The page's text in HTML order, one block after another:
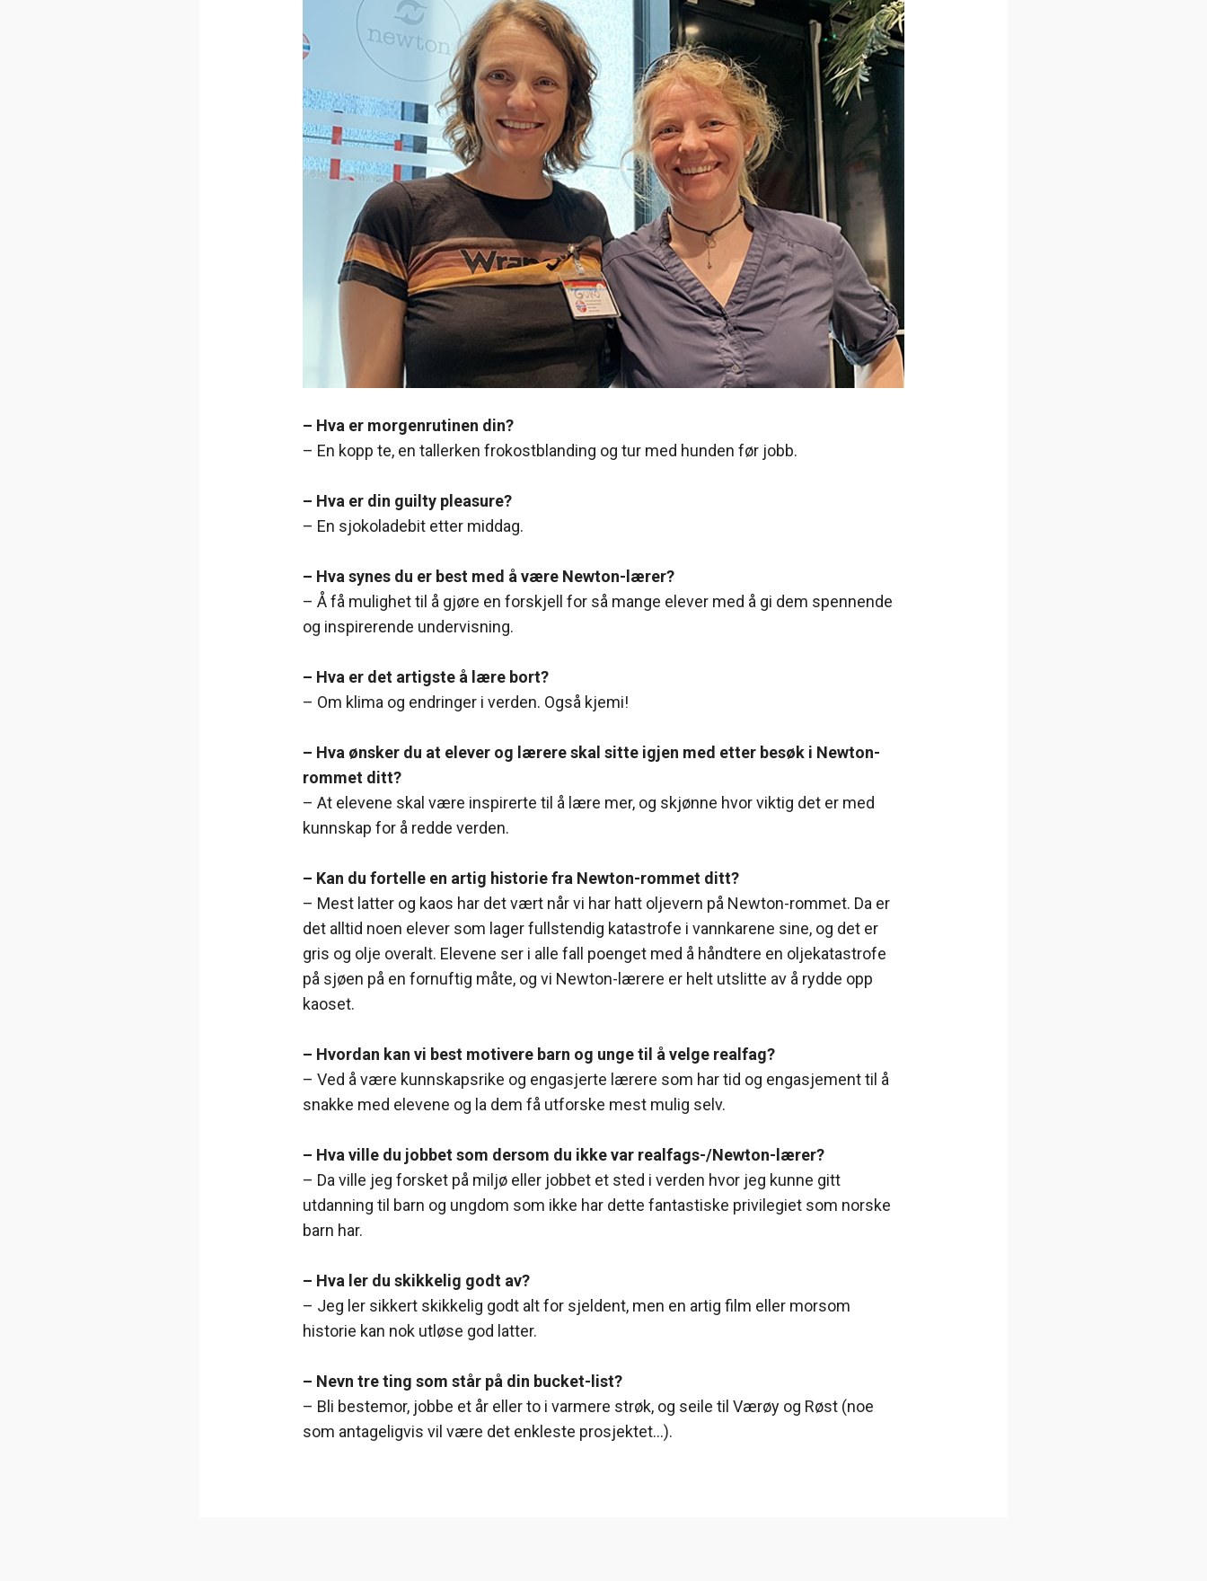
– Hva er morgenrutinen din?
– En kopp te, en tallerken frokostblanding og tur med hunden før jobb.
– Hva er din guilty pleasure?
– En sjokoladebit etter middag.
– Hva synes du er best med å være Newton-lærer?
– Å få mulighet til å gjøre en forskjell for så mange elever med å gi dem spennende
og inspirerende undervisning.
– Hva er det artigste å lære bort?
– Om klima og endringer i verden. Også kjemi!
– Hva ønsker du at elever og lærere skal sitte igjen med etter besøk i Newton-
rommet ditt?
– At elevene skal være inspirerte til å lære mer, og skjønne hvor viktig det er med
kunnskap for å redde verden.
– Kan du fortelle en artig historie fra Newton-rommet ditt?
– Mest latter og kaos har det vært når vi har hatt oljevern på Newton-rommet. Da er
det alltid noen elever som lager fullstendig katastrofe i vannkarene sine, og det er
gris og olje overalt. Elevene ser i alle fall poenget med å håndtere en oljekatastrofe
på sjøen på en fornuftig måte, og vi Newton-lærere er helt utslitte av å rydde opp
kaoset.
– Hvordan kan vi best motivere barn og unge til å velge realfag?
– Ved å være kunnskapsrike og engasjerte lærere som har tid og engasjement til å
snakke med elevene og la dem få utforske mest mulig selv.
– Hva ville du jobbet som dersom du ikke var realfags-/Newton-lærer?
– Da ville jeg forsket på miljø eller jobbet et sted i verden hvor jeg kunne gitt
utdanning til barn og ungdom som ikke har dette fantastiske privilegiet som norske
barn har.
– Hva ler du skikkelig godt av?
– Jeg ler sikkert skikkelig godt alt for sjeldent, men en artig film eller morsom
historie kan nok utløse god latter.
– Nevn tre ting som står på din bucket-list?
– Bli bestemor, jobbe et år eller to i varmere strøk, og seile til Værøy og Røst (noe
som antageligvis vil være det enkleste prosjektet…).